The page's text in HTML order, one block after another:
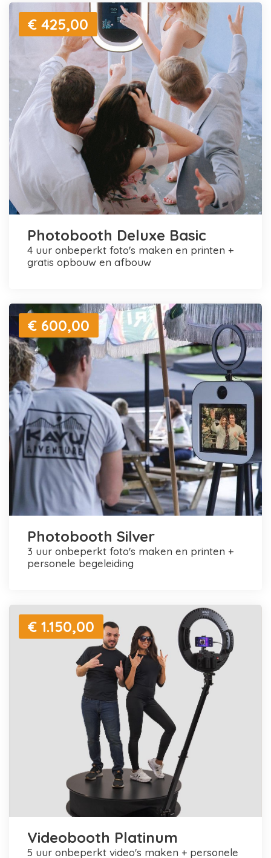
€ 425,00
Photobooth Deluxe Basic
4 uur onbeperkt foto's maken en printen +
gratis opbouw en afbouw
€ 600,00
Photobooth Silver
3 uur onbeperkt foto's maken en printen +
personele begeleiding
€ 1.150,00
Videobooth Platinum
5 uur onbeperkt video's maken + personele